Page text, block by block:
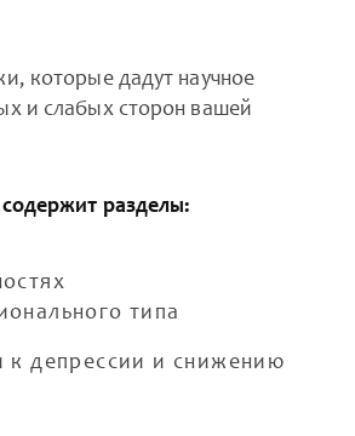
которые дадут научное
и слабых сторон вашей
разделы:
типа
к депрессии и снижению